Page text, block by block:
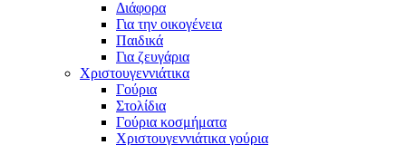
Διάφορα
Για την οικογένεια
Παιδικά
Για ζευγάρια
Χριστουγεννιάτικα
Γούρια
Στολίδια
Γούρια κοσμήματα
Χριστουγεννιάτικα γούρια